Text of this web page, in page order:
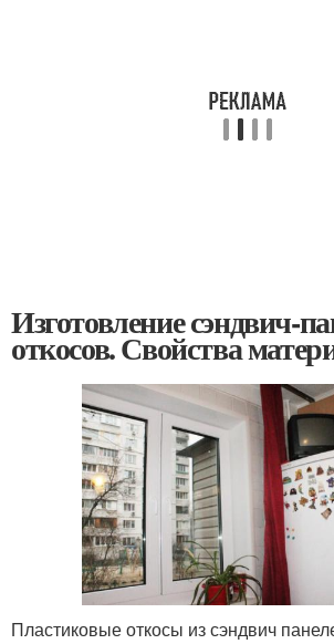
Изготовление сэндвич-
откосов. Свойства
Пластиковые откосы из сэндвич